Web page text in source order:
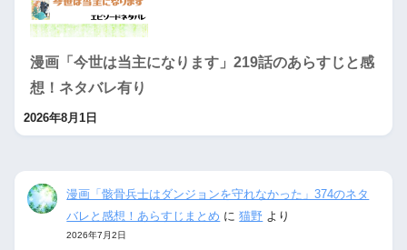
漫画「今世は当主になります」219話のあらすじと感
想！ネタバレ有り
2026年8月1日
漫画「骸骨兵士はダンジョンを守れなかった」374のネタ
バレと感想！あらすじまとめ に猫野 より
2026年7月2日